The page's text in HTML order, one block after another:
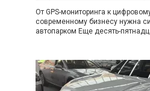
От GPS-мониторинга к
современному бизнесу нужна
автопарком Еще десять-